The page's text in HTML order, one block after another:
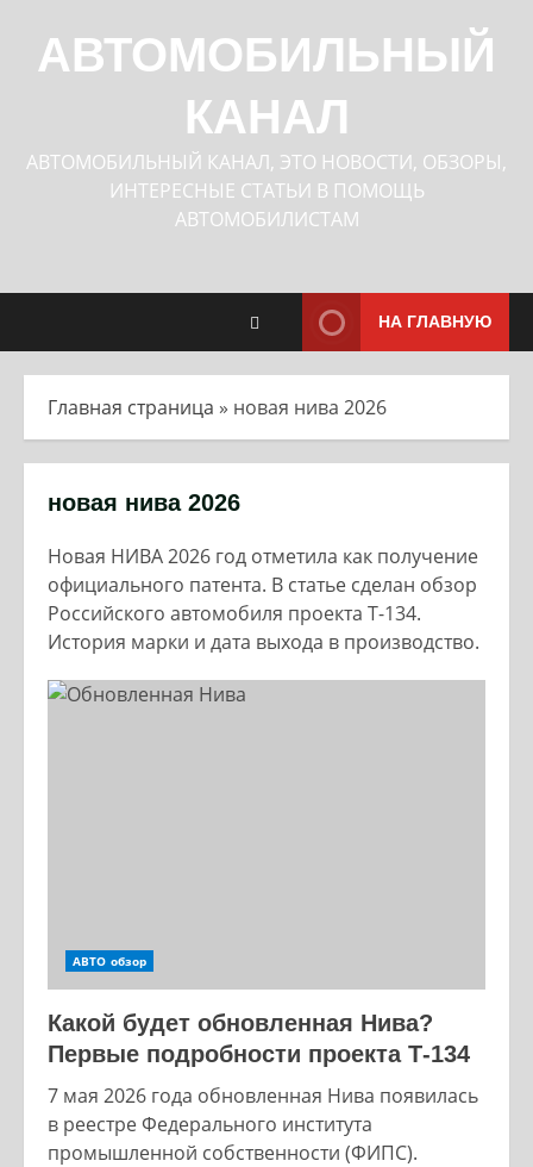
содержимому
АВТОМОБИЛЬНЫЙ
КАНАЛ
АВТОМОБИЛЬНЫЙ КАНАЛ, ЭТО НОВОСТИ, ОБЗОРЫ,
ИНТЕРЕСНЫЕ СТАТЬИ В ПОМОЩЬ
АВТОМОБИЛИСТАМ
НА ГЛАВНУЮ
Главная страница » новая нива 2026
новая нива 2026
Новая НИВА 2026 год отметила как получение
официального патента. В статье сделан обзор
Российского автомобиля проекта Т-134.
История марки и дата выхода в производство.
АВТО обзор
Какой будет обновленная Нива?
Первые подробности проекта Т-134
7 мая 2026 года обновленная Нива появилась
в реестре Федерального института
промышленной собственности (ФИПС).